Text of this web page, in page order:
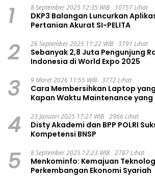
1 8 September 2025 12:35 WIB 10757 Lihat
DKP3 Balangan Luncurkan
Pertanian Akurat SI-PELITA
2 26 September 2025 11:22 WIB 3791 Lihat
Sebanyak 2,8 Juta Pengunjung
Indonesia di World Expo 2025
3 9 Maret 2026 11:55 WIB 3772 Lihat
Cara Membersihkan Laptop
Kapan Waktu Maintenance
4 23 Januari 2025 17:27 WIB 2966 Lihat
Disty Akademi dan BPP POLRI
Kompetensi BNSP
5 8 September 2025 12:23 WIB 2787 Lihat
Menkominfo: Kemajuan
Perkembangan Ekonomi Syariah